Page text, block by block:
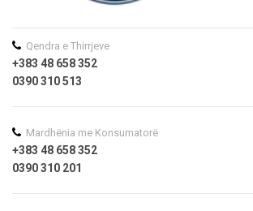
Qendra e Thirrjeve
+383 48 658 352
0390 310 513
Mardhënia me Konsumatorë
+383 48 658 352
0390 310 201